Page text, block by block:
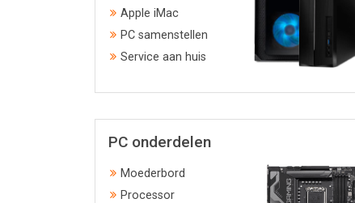
Apple iMac
PC samenstellen
Service aan huis
PC onderdelen
Moederbord
Processor